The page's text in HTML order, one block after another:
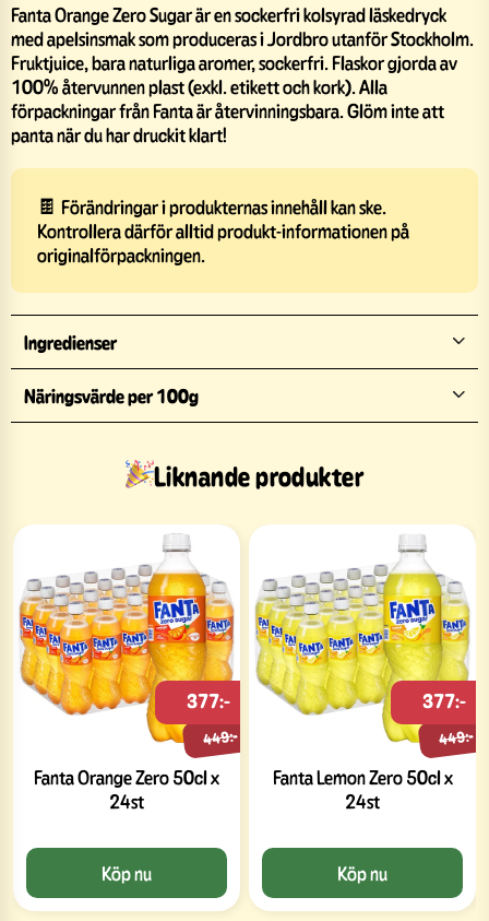
Fanta Orange Zero Sugar är en sockerfri kolsyrad läskedryck
med apelsinsmak som produceras i Jordbro utanför Stockholm.
Fruktjuice, bara naturliga aromer, sockerfri. Flaskor gjorda av
100% återvunnen plast (exkl. etikett och kork). Alla
förpackningar från Fanta är återvinningsbara. Glöm inte att
panta när du har druckit klart!
🍫 Förändringar i produkternas innehåll kan ske.
Kontrollera därför alltid produkt-informationen på
originalförpackningen.
Ingredienser
Näringsvärde per 100g
Liknande produkter
Fanta Orange Zero 50cl x
24st
449:-
377:-
Köp nu
Fanta Lemon Zero 50cl x
24st
449:-
377:-
Köp nu